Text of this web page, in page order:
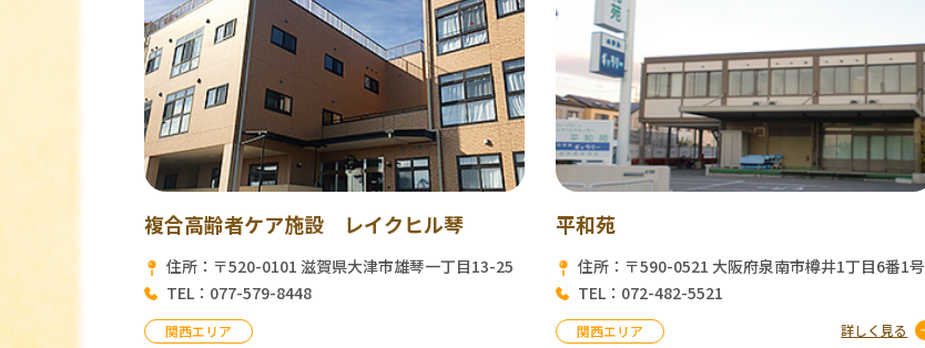
複合高齢者ケア施設 レイクヒル琴
住所：〒520-0101 滋賀県大津市雄琴一丁目13-25
TEL：077-579-8448
関西エリア
平和苑
住所：〒590-0521 大阪府泉南市樽井1丁目6番1号
TEL：072-482-5521
関西エリア 詳しく見る